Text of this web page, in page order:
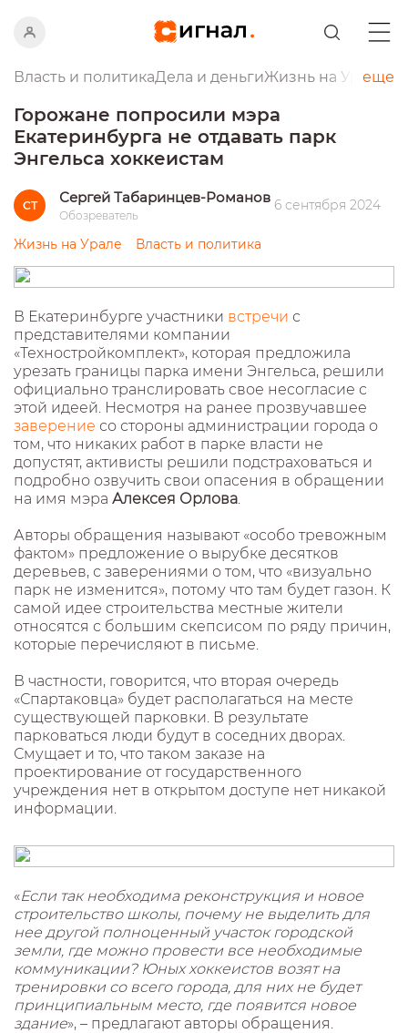
Власть и политикаДела и деньгиЖизнь на Урале
еще
Горожане попросили мэра
Екатеринбурга не отдавать парк
Энгельса хоккеистам
СТ Сергей Табаринцев-Романов
Обозреватель
6 сентября 2024
Жизнь на Урале Власть и политика
В Екатеринбурге участники встречи с
представителями компании
«Техностройкомплект», которая предложила
урезать границы парка имени Энгельса, решили
официально транслировать свое несогласие с
этой идеей. Несмотря на ранее прозвучавшее
заверение со стороны администрации города о
том, что никаких работ в парке власти не
допустят, активисты решили подстраховаться и
подробно озвучить свои опасения в обращении
на имя мэра Алексея Орлова.
Авторы обращения называют «особо тревожным
фактом» предложение о вырубке десятков
деревьев, с заверениями о том, что «визуально
парк не изменится», потому что там будет газон. К
самой идее строительства местные жители
относятся с большим скепсисом по ряду причин,
которые перечисляют в письме.
В частности, говорится, что вторая очередь
«Спартаковца» будет располагаться на месте
существующей парковки. В результате
парковаться люди будут в соседних дворах.
Смущает и то, что таком заказе на
проектирование от государственного
учреждения нет в открытом доступе нет никакой
информации.
«Если так необходима реконструкция и новое
строительство школы, почему не выделить для
нее другой полноценный участок городской
земли, где можно провести все необходимые
коммуникации? Юных хоккеистов возят на
тренировки со всего города, для них не будет
принципиальным место, где появится новое
здание», – предлагают авторы обращения.